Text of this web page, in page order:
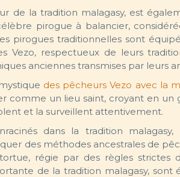
de la tradition malagasy, est
pirogue à balancier,
pirogues traditionnelles sont
Vezo, respectueux de leurs
anciennes transmises par leurs
des pêcheurs Vezo avec la
comme un lieu saint, croyant en un
et la surveillent attentivement.
dans la tradition
des méthodes ancestrales de
régie par des règles strictes
de la tradition malagasy, sont